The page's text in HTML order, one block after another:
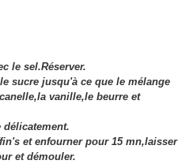
le sel.Réserver.
sucre jusqu'à ce que le mélange
vanille,le beurre et
et enfourner pour 15 mn,laisser
et démouler.